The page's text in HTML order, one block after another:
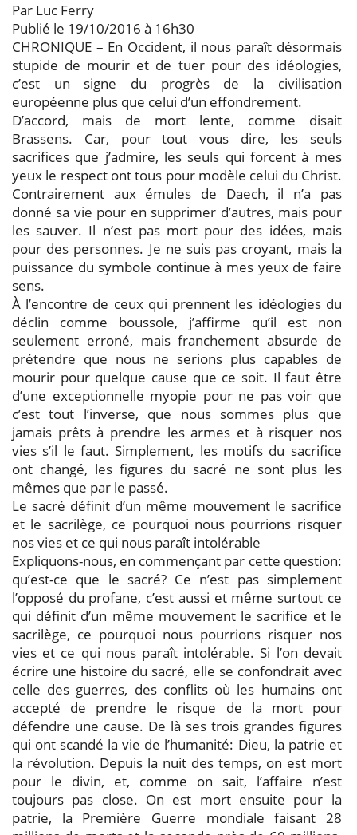
Par Luc Ferry
Publié le 19/10/2016 à 16h30
CHRONIQUE – En Occident, il nous paraît désormais
stupide de mourir et de tuer pour des idéologies,
c’est un signe du progrès de la civilisation
européenne plus que celui d’un effondrement.
D’accord, mais de mort lente, comme disait
Brassens. Car, pour tout vous dire, les seuls
sacrifices que j’admire, les seuls qui forcent à mes
yeux le respect ont tous pour modèle celui du Christ.
Contrairement aux émules de Daech, il n’a pas
donné sa vie pour en supprimer d’autres, mais pour
les sauver. Il n’est pas mort pour des idées, mais
pour des personnes. Je ne suis pas croyant, mais la
puissance du symbole continue à mes yeux de faire
sens.
À l’encontre de ceux qui prennent les idéologies du
déclin comme boussole, j’affirme qu’il est non
seulement erroné, mais franchement absurde de
prétendre que nous ne serions plus capables de
mourir pour quelque cause que ce soit. Il faut être
d’une exceptionnelle myopie pour ne pas voir que
c’est tout l’inverse, que nous sommes plus que
jamais prêts à prendre les armes et à risquer nos
vies s’il le faut. Simplement, les motifs du sacrifice
ont changé, les figures du sacré ne sont plus les
mêmes que par le passé.
Le sacré définit d’un même mouvement le sacrifice
et le sacrilège, ce pourquoi nous pourrions risquer
nos vies et ce qui nous paraît intolérable
Expliquons-nous, en commençant par cette question:
qu’est-ce que le sacré? Ce n’est pas simplement
l’opposé du profane, c’est aussi et même surtout ce
qui définit d’un même mouvement le sacrifice et le
sacrilège, ce pourquoi nous pourrions risquer nos
vies et ce qui nous paraît intolérable. Si l’on devait
écrire une histoire du sacré, elle se confondrait avec
celle des guerres, des conflits où les humains ont
accepté de prendre le risque de la mort pour
défendre une cause. De là ses trois grandes figures
qui ont scandé la vie de l’humanité: Dieu, la patrie et
la révolution. Depuis la nuit des temps, on est mort
pour le divin, et, comme on sait, l’affaire n’est
toujours pas close. On est mort ensuite pour la
patrie, la Première Guerre mondiale faisant 28